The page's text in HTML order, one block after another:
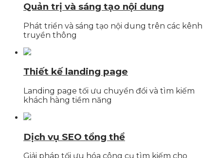
Quản trị và sáng tạo nội dung
Phát triển và sáng tạo nội dung trên các kênh
truyền thông
Thiết kế landing page
Landing page tối ưu chuyển đổi và tìm kiếm
khách hàng tiềm năng
Dịch vụ SEO tổng thể
Giải pháp tối ưu hóa công cụ tìm kiếm cho